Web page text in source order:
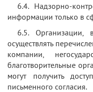
6.4. Надзорно-
информации только в
6.5.
осуществлять
компании,
благотворительные
могут получить
письменного согласия.